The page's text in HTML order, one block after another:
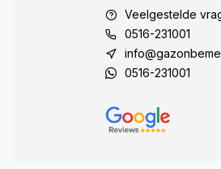
Veelgestelde
0516-231001
0516-231001